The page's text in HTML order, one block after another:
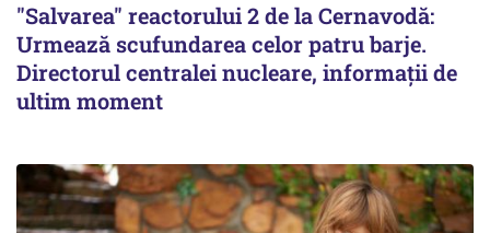
"Salvarea" reactorului 2 de la Cernavodă:
Urmează scufundarea celor patru barje.
Directorul centralei nucleare, informații de
ultim moment